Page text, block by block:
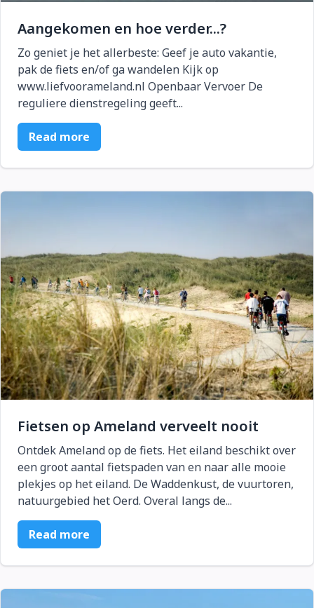
Aangekomen en hoe verder...?
Zo geniet je het allerbeste: Geef je auto vakantie,
pak de fiets en/of ga wandelen Kijk op
www.liefvoorameland.nl Openbaar Vervoer De
reguliere dienstregeling geeft...
Read more
Fietsen op Ameland verveelt nooit
Ontdek Ameland op de fiets. Het eiland beschikt over
een groot aantal fietspaden van en naar alle mooie
plekjes op het eiland. De Waddenkust, de vuurtoren,
natuurgebied het Oerd. Overal langs de...
Read more